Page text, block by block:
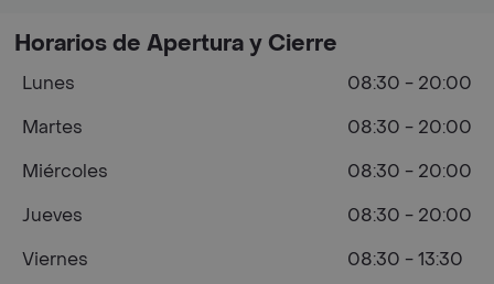
Horarios de Apertura y Cierre
Lunes
08:30 - 20:00
Martes
08:30 - 20:00
Miércoles
08:30 - 20:00
Jueves
08:30 - 20:00
Viernes
08:30 - 13:30